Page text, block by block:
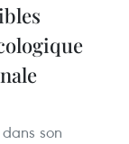
son